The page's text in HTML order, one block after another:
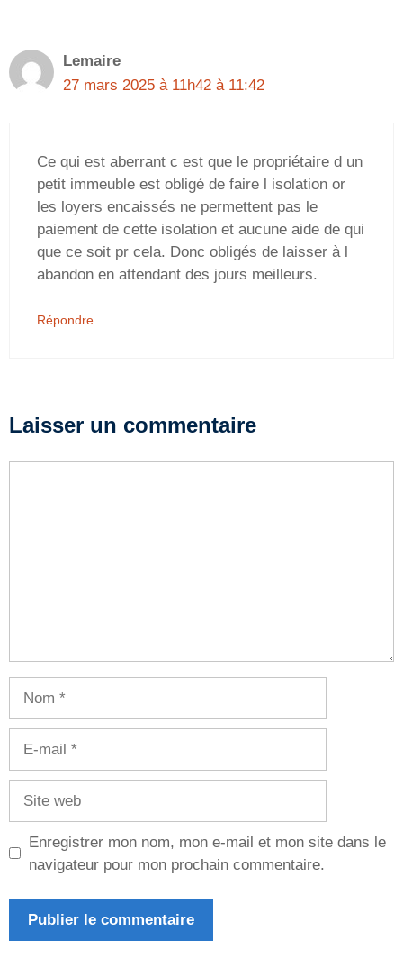
Lemaire
27 mars 2025 à 11h42 à 11:42
Ce qui est aberrant c est que le propriétaire d un
petit immeuble est obligé de faire l isolation or
les loyers encaissés ne permettent pas le
paiement de cette isolation et aucune aide de qui
que ce soit pr cela. Donc obligés de laisser à l
abandon en attendant des jours meilleurs.
Répondre
Laisser un commentaire
Enregistrer mon nom, mon e-mail et mon site dans le
navigateur pour mon prochain commentaire.